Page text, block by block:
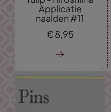
Applicatie
naalden #11
€ 8,95